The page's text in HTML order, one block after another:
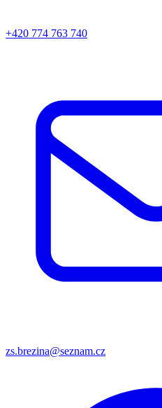
+420 774 763 740
zs.brezina@seznam.cz